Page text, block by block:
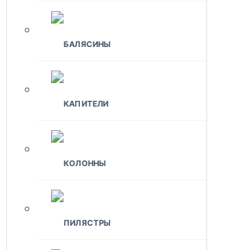
БАЛЯСИНЫ
КАПИТЕЛИ
КОЛОННЫ
ПИЛЯСТРЫ